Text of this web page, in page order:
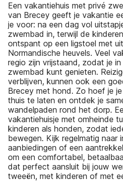
Een vakantiehuis met privé
van Brecey geeft je vakantie
je voor: na een dag vol
zwembad in, terwijl de
ontspant op een ligstoel met
Normandische heuvels. Veel
regio zijn vrijstaand, zodat je
zwembad kunt genieten.
verblijven, kunnen ook een
Brecey met hond. Zo hoef je
thuis te laten en ontdek je
wandelpaden rond het dorp.
vakantiehuisje met omheinde
kinderen als honden, zodat
bewegen. Kijk regelmatig naar
aanbiedingen of een
om een comfortabel,
dat perfect aansluit bij jouw
tweeën, met kinderen of met